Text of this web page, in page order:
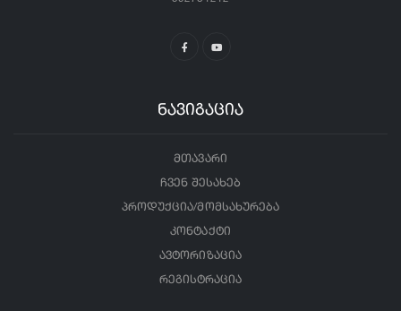
ნავიგაცია
მთავარი
ჩვენ შესახებ
პროდუქცია/მომსახურება
კონტაქტი
ავტორიზაცია
რეგისტრაცია